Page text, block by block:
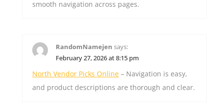
smooth navigation across pages.
RandomNamejen says:
February 27, 2026 at 8:15 pm
North Vendor Picks Online – Navigation is easy,
and product descriptions are thorough and clear.